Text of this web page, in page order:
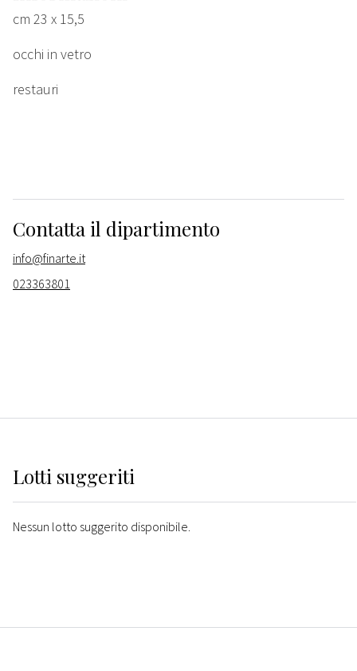
cm 23 x 15,5
occhi in vetro
restauri
Contatta il dipartimento
info@finarte.it
023363801
Lotti suggeriti
Nessun lotto suggerito disponibile.